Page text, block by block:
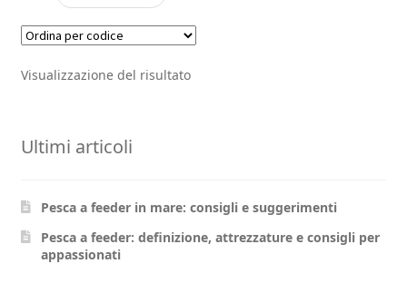
ha
varianti.
nella
pagina
Visualizzazione del risultato
Ultimi articoli
Pesca a feeder in mare: consigli e suggerimenti
Pesca a feeder: definizione, attrezzature e consigli per
appassionati